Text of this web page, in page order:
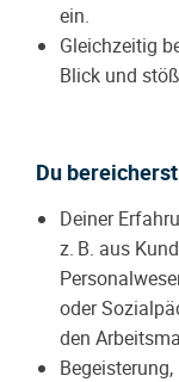
ein.
Gleichzeitig
Blick und
Du
Deiner
z. B. aus
oder
den